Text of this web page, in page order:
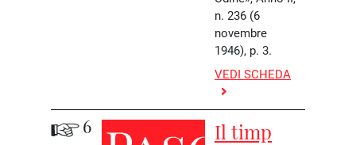
n. 236 (6
novembre
1946), p. 3.
VEDI SCHEDA
6 Il timp